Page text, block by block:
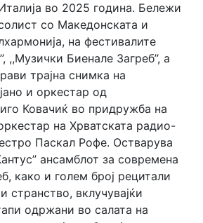
Италија во 2025 година. Бележи
со Македонската и
на фестивалите
,,Музички Биенале Загреб’’, а
трајна снимка на
и оркестар од
Ковачиќ во придружба на
на Хрватската радио-
Паскал Рофе. Остварува
ансамблот за современа
како и голем број рецитали
странство, вклучувајќи
одржани во салата на